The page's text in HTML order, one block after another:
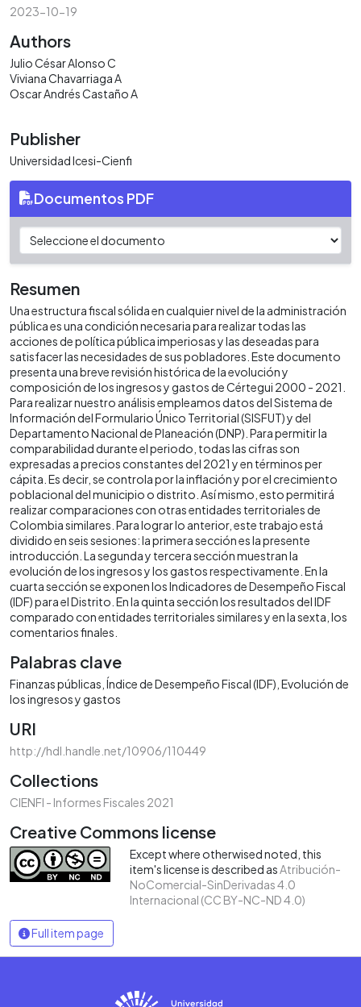
2023-10-19
Authors
Julio César Alonso C
Viviana Chavarriaga A
Oscar Andrés Castaño A
Publisher
Universidad Icesi-Cienfi
Documentos PDF
Resumen
Una estructura fiscal sólida en cualquier nivel de la administración
pública es una condición necesaria para realizar todas las
acciones de política pública imperiosas y las deseadas para
satisfacer las necesidades de sus pobladores. Este documento
presenta una breve revisión histórica de la evolución y
composición de los ingresos y gastos de Cértegui 2000 - 2021.
Para realizar nuestro análisis empleamos datos del Sistema de
Información del Formulario Único Territorial (SISFUT) y del
Departamento Nacional de Planeación (DNP). Para permitir la
comparabilidad durante el periodo, todas las cifras son
expresadas a precios constantes del 2021 y en términos per
cápita. Es decir, se controla por la inflación y por el crecimiento
poblacional del municipio o distrito. Así mismo, esto permitirá
realizar comparaciones con otras entidades territoriales de
Colombia similares. Para lograr lo anterior, este trabajo está
dividido en seis sesiones: la primera sección es la presente
introducción. La segunda y tercera sección muestran la
evolución de los ingresos y los gastos respectivamente. En la
cuarta sección se exponen los Indicadores de Desempeño Fiscal
(IDF) para el Distrito. En la quinta sección los resultados del IDF
comparado con entidades territoriales similares y en la sexta, los
comentarios finales.
Palabras clave
Finanzas públicas Índice de Desempeño Fiscal (IDF) Evolución de
los ingresos y gastos
URI
http://hdl.handle.net/10906/110449
Collections
CIENFI - Informes Fiscales 2021
Creative Commons license
Except where otherwised noted, this
item's license is described asAtribución-
NoComercial-SinDerivadas 4.0
Internacional (CC BY-NC-ND 4.0)
Full item page